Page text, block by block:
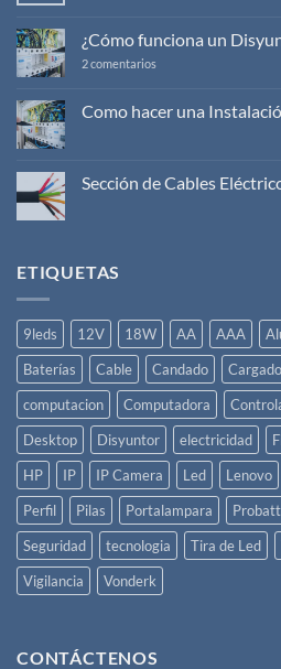
en
Enchufes
20A
¿Cómo funciona un
2 comentarios
Disyuntor
Como hacer una
en
Como
Sección de Cables
de
ETIQUETAS
9leds 12V 18W AA AAA
Baterías
Cable Candado
computacion
Computadora
Desktop
Disyuntor electricidad
HP
IP IP Camera Led Lenovo
Perfil
Pilas Portalampara
Seguridad
tecnologia Tira de Led
Vigilancia
Vonderk
CONTÁCTENOS